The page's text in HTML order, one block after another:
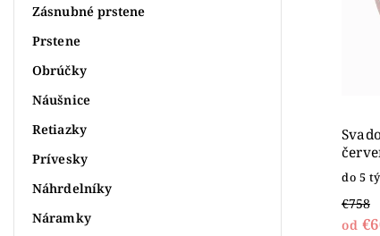
Zásnubné prstene
Prstene
Obrúčky
Náušnice
Retiazky
Prívesky
Náhrdelníky
Náramky
do 5
€758
od